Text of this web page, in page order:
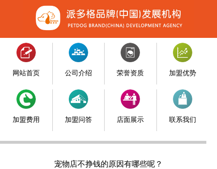
网站首页 公司介绍 荣誉资质 加盟优势
加盟费用 加盟问答 店面展示 联系我们
宠物店不挣钱的原因有哪些呢？